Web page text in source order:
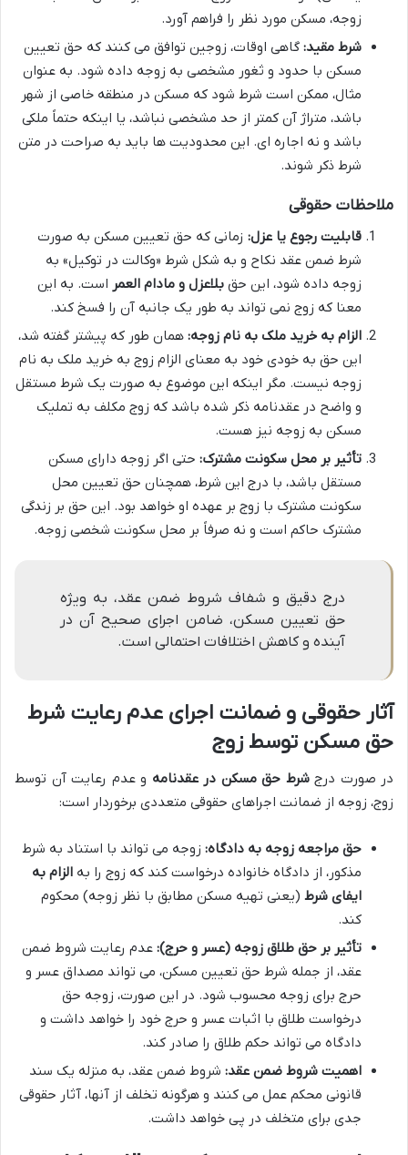
زوجه، مسکن مورد نظر را فراهم آورد.
شرط مقید: گاهی اوقات، زوجین توافق می کنند که حق تعیین
مسکن با حدود و ثغور مشخصی به زوجه داده شود. به عنوان
مثال، ممکن است شرط شود که مسکن در منطقه خاصی از شهر
باشد، متراژ آن کمتر از حد مشخصی نباشد، یا اینکه حتماً ملکی
باشد و نه اجاره ای. این محدودیت ها باید به صراحت در متن
شرط ذکر شوند.
ملاحظات حقوقی
قابلیت رجوع یا عزل: زمانی که حق تعیین مسکن به صورت
شرط ضمن عقد نکاح و به شکل شرط «وکالت در توکیل» به
زوجه داده شود، این حق بلاعزل و مادام العمر است. به این
معنا که زوج نمی تواند به طور یک جانبه آن را فسخ کند.
الزام به خرید ملک به نام زوجه: همان طور که پیشتر گفته شد،
این حق به خودی خود به معنای الزام زوج به خرید ملک به نام
زوجه نیست. مگر اینکه این موضوع به صورت یک شرط مستقل
و واضح در عقدنامه ذکر شده باشد که زوج مکلف به تملیک
مسکن به زوجه نیز هست.
تأثیر بر محل سکونت مشترک: حتی اگر زوجه دارای مسکن
مستقل باشد، با درج این شرط، همچنان حق تعیین محل
سکونت مشترک با زوج بر عهده او خواهد بود. این حق بر زندگی
مشترک حاکم است و نه صرفاً بر محل سکونت شخصی زوجه.
درج دقیق و شفاف شروط ضمن عقد، به ویژه
حق تعیین مسکن، ضامن اجرای صحیح آن در
آینده و کاهش اختلافات احتمالی است.
آثار حقوقی و ضمانت اجرای عدم رعایت شرط
حق مسکن توسط زوج
در صورت درجشرط حق مسکن در عقدنامه و عدم رعایت آن توسط
زوج، زوجه از ضمانت اجراهای حقوقی متعددی برخوردار است:
حق مراجعه زوجه به دادگاه: زوجه می تواند با استناد به شرط
مذکور، از دادگاه خانواده درخواست کند که زوج را به الزام به
ایفای شرط (یعنی تهیه مسکن مطابق با نظر زوجه) محکوم
کند.
تأثیر بر حق طلاق زوجه (عسر و حرج): عدم رعایت شروط ضمن
عقد، از جمله شرط حق تعیین مسکن، می تواند مصداق عسر و
حرج برای زوجه محسوب شود. در این صورت، زوجه حق
درخواست طلاق با اثبات عسر و حرج خود را خواهد داشت و
دادگاه می تواند حکم طلاق را صادر کند.
اهمیت شروط ضمن عقد: شروط ضمن عقد، به منزله یک سند
قانونی محکم عمل می کنند و هرگونه تخلف از آنها، آثار حقوقی
جدی برای متخلف در پی خواهد داشت.